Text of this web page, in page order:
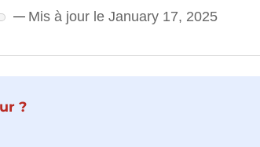
Mis à jour le January 17, 2025
?